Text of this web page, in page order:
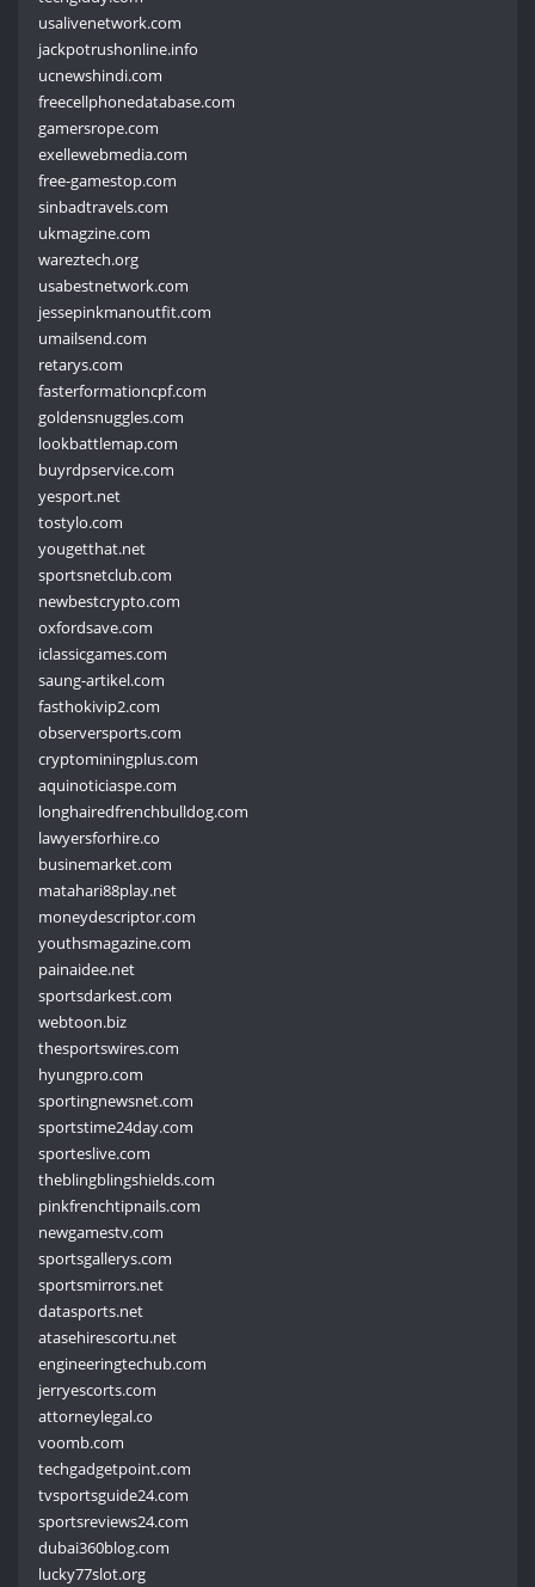
usalivenetwork.com
jackpotrushonline.info
ucnewshindi.com
freecellphonedatabase.com
gamersrope.com
exellewebmedia.com
free-gamestop.com
sinbadtravels.com
ukmagzine.com
wareztech.org
usabestnetwork.com
jessepinkmanoutfit.com
umailsend.com
retarys.com
fasterformationcpf.com
goldensnuggles.com
lookbattlemap.com
buyrdpservice.com
yesport.net
tostylo.com
yougetthat.net
sportsnetclub.com
newbestcrypto.com
oxfordsave.com
iclassicgames.com
saung-artikel.com
fasthokivip2.com
observersports.com
cryptominingplus.com
aquinoticiaspe.com
longhairedfrenchbulldog.com
lawyersforhire.co
businemarket.com
matahari88play.net
moneydescriptor.com
youthsmagazine.com
painaidee.net
sportsdarkest.com
webtoon.biz
thesportswires.com
hyungpro.com
sportingnewsnet.com
sportstime24day.com
sporteslive.com
theblingblingshields.com
pinkfrenchtipnails.com
newgamestv.com
sportsgallerys.com
sportsmirrors.net
datasports.net
atasehirescortu.net
engineeringtechub.com
jerryescorts.com
attorneylegal.co
voomb.com
techgadgetpoint.com
tvsportsguide24.com
sportsreviews24.com
dubai360blog.com
lucky77slot.org